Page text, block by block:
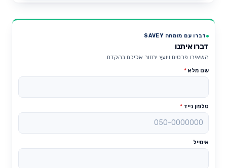
דברו עם מומחה SAVEY
דברו איתנו
השאירו פרטים ויועץ יחזור אליכם בהקדם.
שם מלא*
טלפון נייד *
אימייל